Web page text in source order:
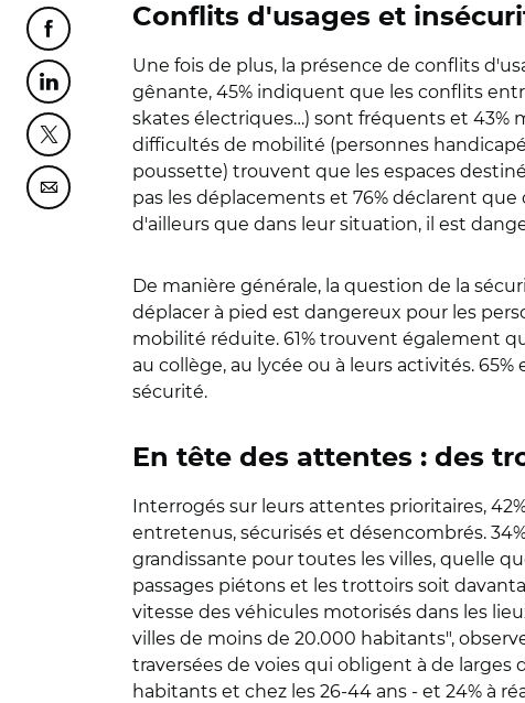
Partager cette page sur Facebook
Partager cette page sur Linkedin
Partager cette page sur Twitter
Partager cette page sur Courriel
Conflits d'usages et
Une fois de plus, la présence de conflits
gênante, 45% indiquent que les conflits
skates électriques…) sont fréquents et 43%
difficultés de mobilité (personnes
poussette) trouvent que les espaces
pas les déplacements et 76% déclarent
d'ailleurs que dans leur situation, il est
De manière générale, la question de la
déplacer à pied est dangereux pour les
mobilité réduite. 61% trouvent également
au collège, au lycée ou à leurs activités.
sécurité.
En tête des attentes : des
Interrogés sur leurs attentes prioritaires,
entretenus, sécurisés et désencombrés.
grandissante pour toutes les villes, quelle
passages piétons et les trottoirs soit
vitesse des véhicules motorisés dans les
villes de moins de 20.000 habitants",
traversées de voies qui obligent à de
habitants et chez les 26-44 ans - et 24% à